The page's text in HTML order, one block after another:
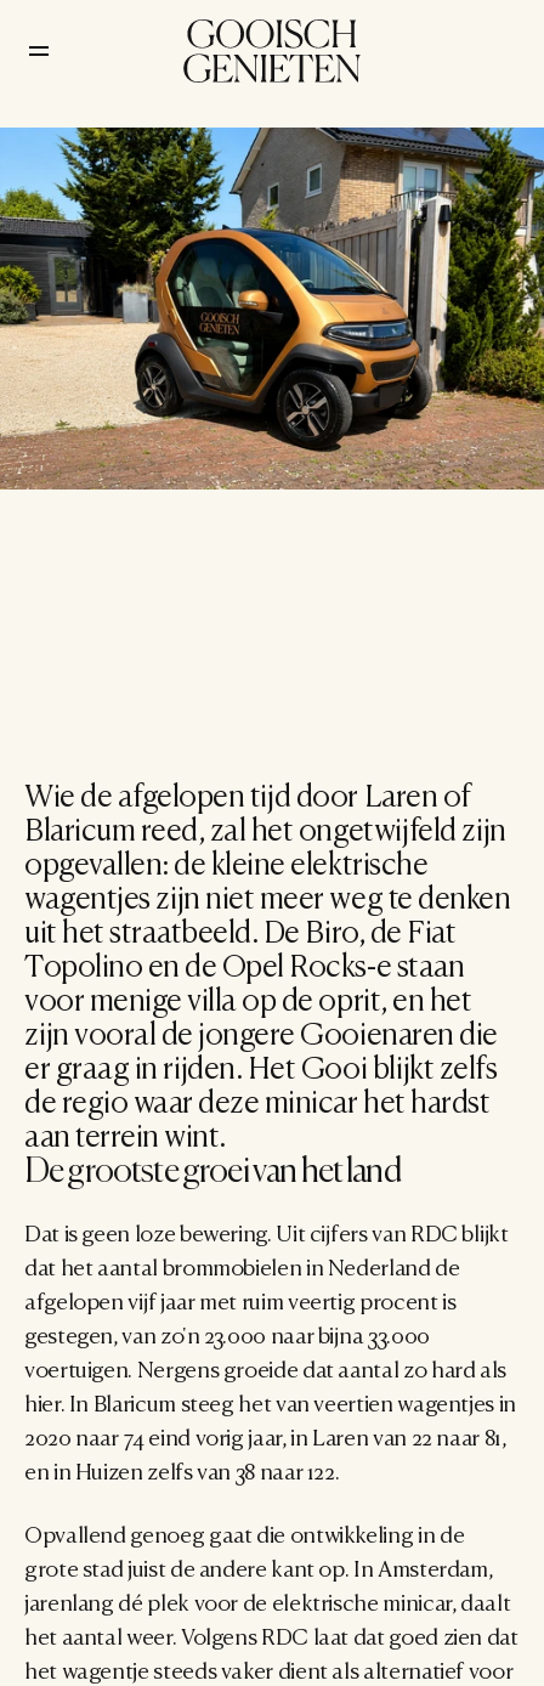
Steeds meer minicars in
het Gooi, en wij rijden
voortaan mee
Auto's/28 juni 2026
Wie de afgelopen tijd door Laren of
Blaricum reed, zal het ongetwijfeld zijn
opgevallen: de kleine elektrische
wagentjes zijn niet meer weg te denken
uit het straatbeeld. De Biro, de Fiat
Topolino en de Opel Rocks-e staan
voor menige villa op de oprit, en het
zijn vooral de jongere Gooienaren die
er graag in rijden. Het Gooi blijkt zelfs
de regio waar deze minicar het hardst
aan terrein wint.
De grootste groei van het land
Dat is geen loze bewering. Uit cijfers van RDC blijkt
dat het aantal brommobielen in Nederland de
afgelopen vijf jaar met ruim veertig procent is
gestegen, van zo'n 23.000 naar bijna 33.000
voertuigen. Nergens groeide dat aantal zo hard als
hier. In Blaricum steeg het van veertien wagentjes in
2020 naar 74 eind vorig jaar, in Laren van 22 naar 81,
en in Huizen zelfs van 38 naar 122.
Opvallend genoeg gaat die ontwikkeling in de
grote stad juist de andere kant op. In Amsterdam,
jarenlang dé plek voor de elektrische minicar, daalt
het aantal weer. Volgens RDC laat dat goed zien dat
het wagentje steeds vaker dient als alternatief voor